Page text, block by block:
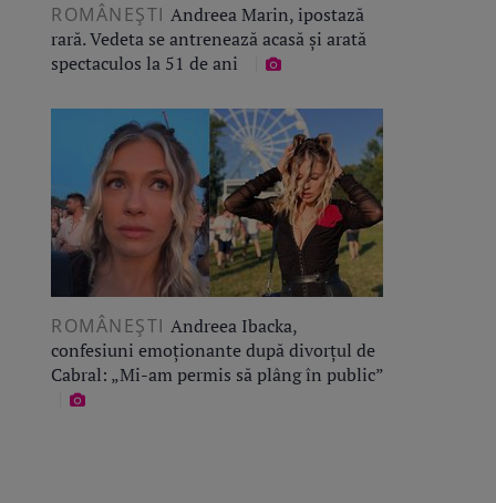
ROMÂNEŞTI Andreea Marin, ipostază
rară. Vedeta se antrenează acasă și arată
spectaculos la 51 de ani
ROMÂNEŞTI Andreea Ibacka,
confesiuni emoționante după divorțul de
Cabral: „Mi-am permis să plâng în public”